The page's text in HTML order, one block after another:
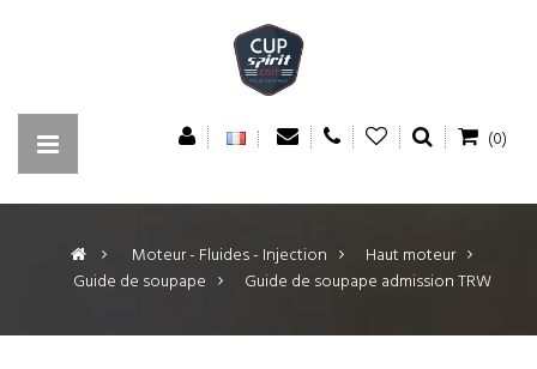
(0)
> Moteur - Fluides - Injection >
Haut moteur
Guide de soupape > Guide de soupape admission TRW